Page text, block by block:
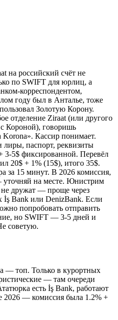
на российский счёт не
по SWIFT для юрлиц, а
корреспондентом,
году был в Анталье, тоже
Золотую Корону.
отделение Ziraat (или другого
Короной), говоришь
Кассир понимает.
паспорт, реквизиты
3-5$ фиксированной. Перевёл
20$ + 1% (15$), итого 35$.
за 15 минут. В 2026 комиссия,
уточняй на месте. Юнистрим
не дружат — проще через
İş Bank или DenizBank. Если
попробовать отправить
но SWIFT — 3-5 дней и
советую.
— топ. Только в курортных
— там очереди
есть İş Bank, работают
2026 — комиссия была 1.2% +